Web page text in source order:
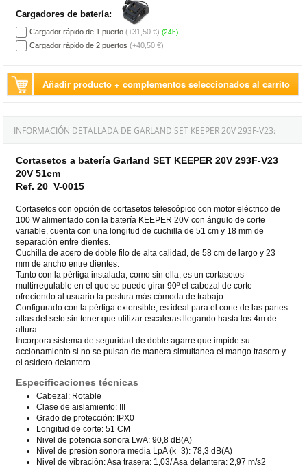
Cargadores de batería:
Cargador rápido de 1 puerto (+31,50 €) (24h)
Cargador rápido de 2 puertos (+40,50 €)
Añadir producto + complementos seleccionados al carrito
INFORMACIÓN DETALLADA DE GARLAND SET KEEPER 20V 293F-V23:
Cortasetos a batería Garland SET KEEPER 20V 293F-V23
20V 51cm
Ref. 20_V-0015
Cortasetos con opción de cortasetos telescópico con motor eléctrico de
100 W alimentado con la batería KEEPER 20V con ángulo de corte
variable, cuenta con una longitud de cuchilla de 51 cm y 18 mm de
separación entre dientes.
Cuchilla de acero de doble filo de alta calidad, de 58 cm de largo y 23
mm de ancho entre dientes.
Tanto con la pértiga instalada, como sin ella, es un cortasetos
multirregulable en el que se puede girar 90º el cabezal de corte
ofreciendo al usuario la postura más cómoda de trabajo.
Configurado con la pértiga extensible, es ideal para el corte de las partes
altas del seto sin tener que utilizar escaleras llegando hasta los 4m de
altura.
Incorpora sistema de seguridad de doble agarre que impide su
accionamiento si no se pulsan de manera simultanea el mango trasero y
el asidero delantero.
Especificaciones técnicas
Cabezal: Rotable
Clase de aislamiento: III
Grado de protección: IPX0
Longitud de corte: 51 CM
Nivel de potencia sonora LwA: 90,8 dB(A)
Nivel de presión sonora media LpA (k=3): 78,3 dB(A)
Nivel de vibración: Asa trasera: 1,03/ Asa delantera: 2,97 m/s2